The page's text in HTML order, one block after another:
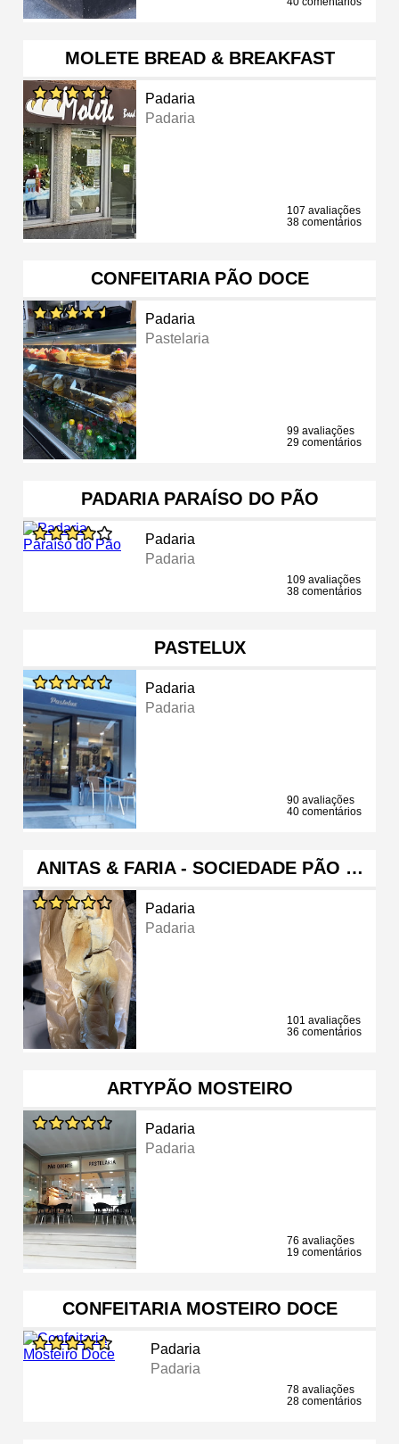
MOLETE BREAD & BREAKFAST
Padaria
Padaria
107 avaliações
38 comentários
CONFEITARIA PÃO DOCE
Padaria
Pastelaria
99 avaliações
29 comentários
PADARIA PARAÍSO DO PÃO
Padaria
Padaria
109 avaliações
38 comentários
PASTELUX
Padaria
Padaria
90 avaliações
40 comentários
ANITAS & FARIA - SOCIEDADE PÃO …
Padaria
Padaria
101 avaliações
36 comentários
ARTYPÃO MOSTEIRO
Padaria
Padaria
76 avaliações
19 comentários
CONFEITARIA MOSTEIRO DOCE
Padaria
Padaria
78 avaliações
28 comentários